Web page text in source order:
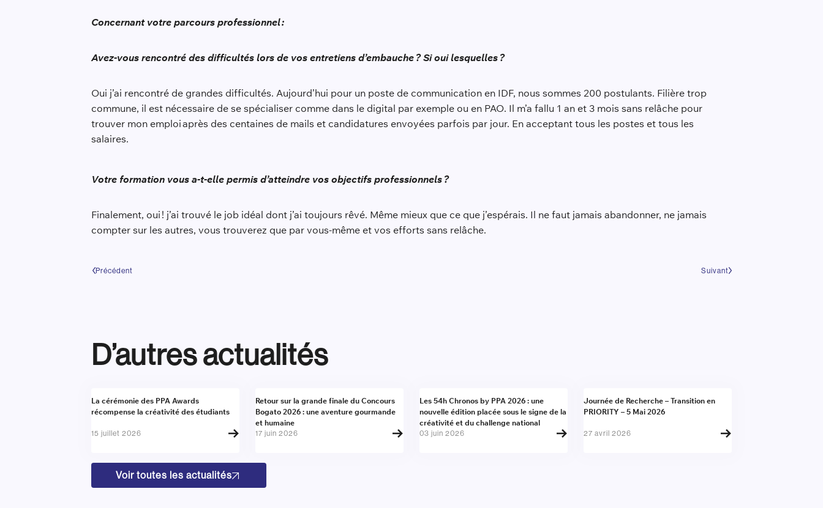
Concernant votre parcours professionnel :
Avez-vous rencontré des difficultés lors de vos entretiens d’embauche ? Si oui lesquelles ?
Oui j’ai rencontré de grandes difficultés. Aujourd’hui pour un poste de communication en IDF, nous sommes 200 postulants. Filière trop
commune, il est nécessaire de se spécialiser comme dans le digital par exemple ou en PAO. Il m’a fallu 1 an et 3 mois sans relâche pour
trouver mon emploi après des centaines de mails et candidatures envoyées parfois par jour. En acceptant tous les postes et tous les
salaires.
Votre formation vous a-t-elle permis d’atteindre vos objectifs professionnels ?
Finalement, oui ! j’ai trouvé le job idéal dont j’ai toujours rêvé. Même mieux que ce que j’espérais. Il ne faut jamais abandonner, ne jamais
compter sur les autres, vous trouverez que par vous-même et vos efforts sans relâche.
Précédent Suivant
D’autres actualités
Actualité
La cérémonie des PPA Awards
récompense la créativité des étudiants
15 juillet 2026
Actualité
Retour sur la grande finale du Concours
Bogato 2026 : une aventure gourmande
et humaine
17 juin 2026
Actualité
Les 54h Chronos by PPA 2026 : une
nouvelle édition placée sous le signe de la
créativité et du challenge national
03 juin 2026
Actualité
Journée de Recherche – Transition en
PRIORITY – 5 Mai 2026
27 avril 2026
Voir toutes les actualités